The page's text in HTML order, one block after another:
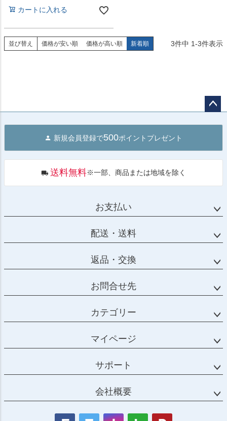
カートに入れる
並び替え 価格が安い順 価格が高い順 新着順 3件中 1-3件表示
へ
新規会員登録で500ポイントプレゼント
送料無料※一部、商品または地域を除く
お支払い
配送・送料
返品・交換
お問合せ先
カテゴリー
マイページ
サポート
会社概要